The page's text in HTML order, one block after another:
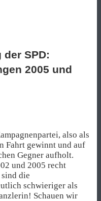
der SPD:
2005 und
also als
Fahrt gewinnt und auf
Gegner aufholt.
und 2005 recht
die
schwieriger als
Schauen wir